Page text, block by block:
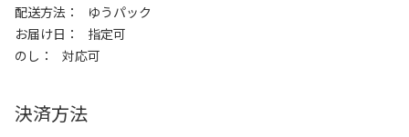
配送方法
ゆうパック
お届け日
指定可
のし
対応可
決済方法